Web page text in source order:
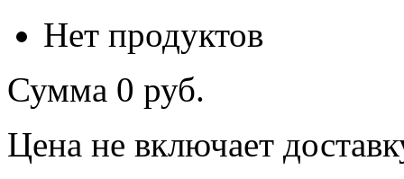
Нет продуктов
Сумма 0 руб.
Цена не включает